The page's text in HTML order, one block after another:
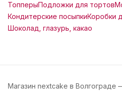
ТопперыПодложки для тортов
Кондитерские посыпкиКоробки
Шоколад, глазурь, какао
Магазин nextcake в